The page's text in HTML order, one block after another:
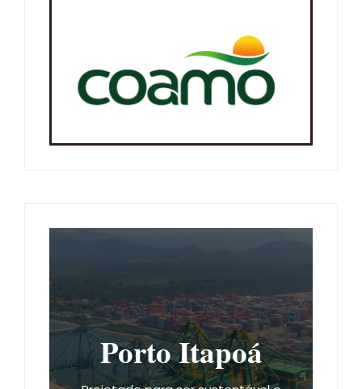
Porto Itapoá